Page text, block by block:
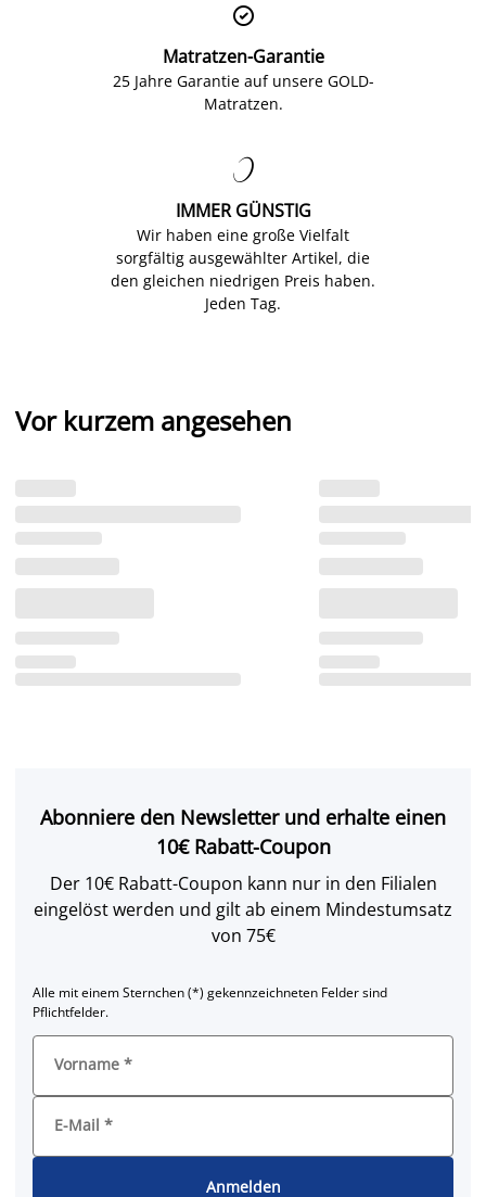

Matratzen-Garantie
25 Jahre Garantie auf unsere GOLD-
Matratzen.

IMMER GÜNSTIG
Wir haben eine große Vielfalt
sorgfältig ausgewählter Artikel, die
den gleichen niedrigen Preis haben.
Jeden Tag.
Vor kurzem angesehen
Abonniere den Newsletter und erhalte einen
10€ Rabatt-Coupon
Der 10€ Rabatt-Coupon kann nur in den Filialen
eingelöst werden und gilt ab einem Mindestumsatz
von 75€
Alle mit einem Sternchen (*) gekennzeichneten Felder sind
Pflichtfelder.
Vorname *
E-Mail *
Anmelden